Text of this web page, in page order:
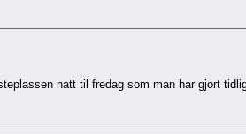
natt til fredag som man har gjort